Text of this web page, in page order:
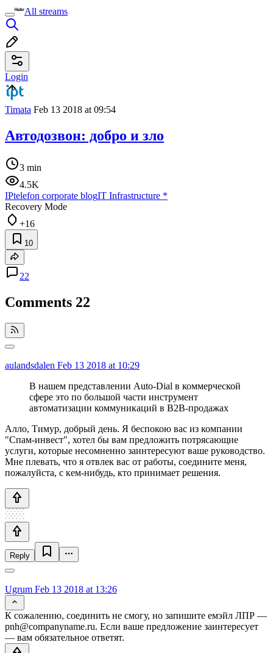
All streams
Login
Timata Feb 13 2018 at 09:54
Автодозвон: добро и зло
3 min
4.5K
IPtelefon corporate blogIT Infrastructure *
Recovery Mode
+16
10
22
Comments 22
aulandsdalen Feb 13 2018 at 10:29
В нашем представлении Auto-Dial в коммерческой
сфере это по большой части инструмент
автоматизации коммуникаций в B2B-продажах
Алло, Тимур, добрый день. Я беспокою вас из компании
"Спам-инвест", хотел бы вам предложить потрясающие
услуги, которые несомненно заинтересуют ваше руководство.
Мне плевать, что я отвлек вас от работы, соедините меня,
пожалуйста, с кем-нибудь, кто принимает решения.
Reply
Ugrum Feb 13 2018 at 13:26
К сожалению, соединить не смогу, но запишите емэйл ЛПР —
pnh@companyname.ru. Если ваше предложение заинтересует
— вам обязательное ответят.